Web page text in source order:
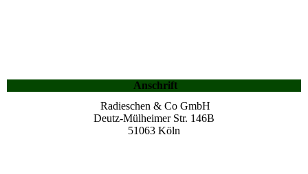
Anschrift
Radieschen & Co GmbH
Deutz-Mülheimer Str. 146B
51063 Köln